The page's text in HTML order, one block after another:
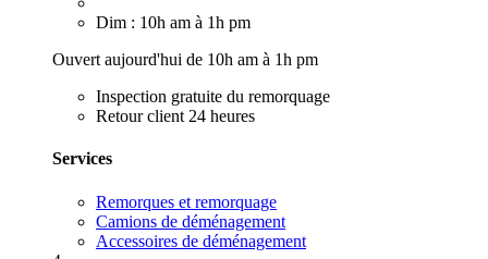
Dim : 10h am à 1h pm
Ouvert aujourd'hui de 10h am à 1h pm
Inspection gratuite du remorquage
Retour client 24 heures
Services
Remorques et remorquage
Camions de déménagement
Accessoires de déménagement